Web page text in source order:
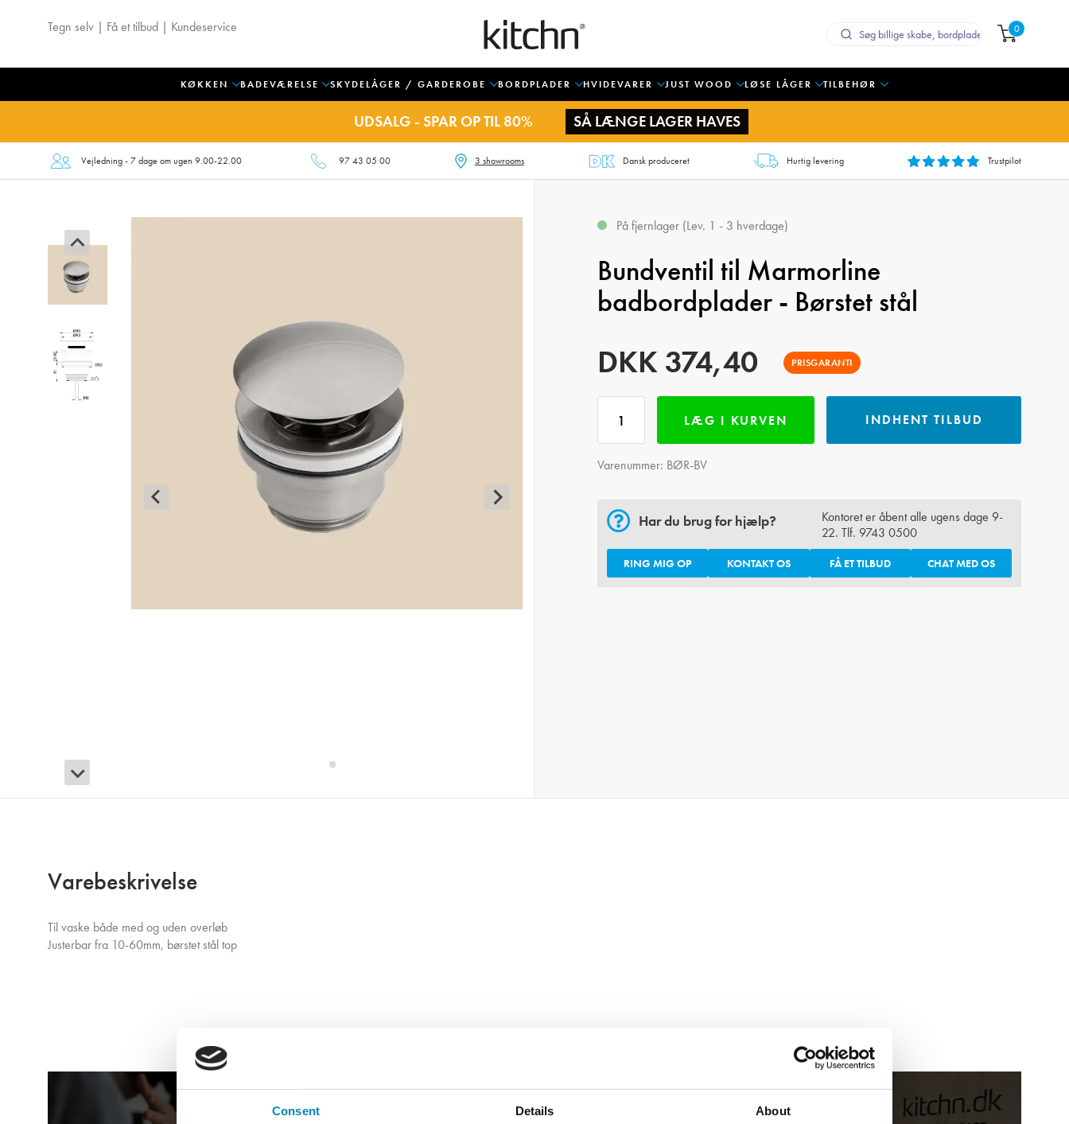
Consent Details About
Tegn selv | Få et tilbud | Kundeservice 0
KØKKEN BADEVÆRELSE SKYDELÅGER / GARDEROBE BORDPLADER HVIDEVARER JUST WOOD LØSE LÅGER TILBEHØR
UDSALG - SPAR OP TIL 80% SÅ LÆNGE LAGER HAVES
Vejledning - 7 dage om ugen 9.00-22.00 97 43 05 00 3 showrooms Dansk produceret Hurtig levering Trustpilot
På fjernlager (Lev. 1 - 3 hverdage)
Bundventil til Marmorline
badbordplader - Børstet stål
DKK 374,40 PRISGARANTI
LÆG I KURVEN INDHENT TILBUD
Varenummer: BØR-BV
Har du brug for hjælp?
Kontoret er åbent alle ugens dage 9-
22. Tlf. 9743 0500
RING MIG OP KONTAKT OS FÅ ET TILBUD CHAT MED OS
Varebeskrivelse
Til vaske både med og uden overløb
Justerbar fra 10-60mm, børstet stål top